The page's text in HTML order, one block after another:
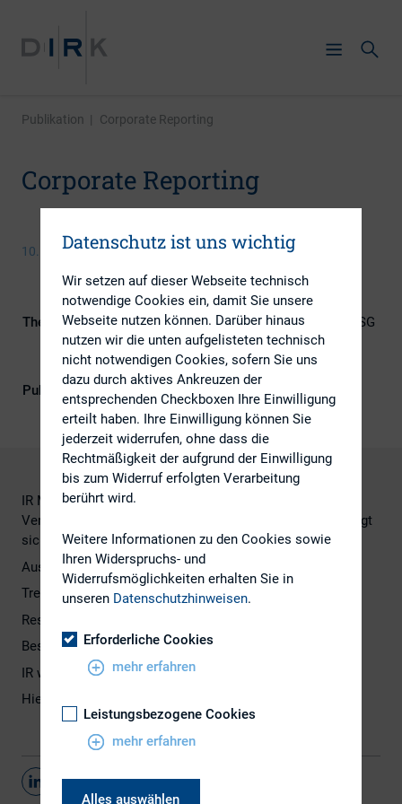
Publikation | Corporate Reporting
Corporate Reporting
10. Oktober 2014
Themengebiete
Berichterstattung, Digitalisierung, ESG
(inkl. Nachhaltigkeit & Governance),
Investoren, IR-Kompetenz
Publikationsform
Externe Publikationen
IR Magazine hat wieder eine Sonderausgabe in digitaler
Version online zur Verfügung gestellt. Die Ausgabe bewegt
sich rund um das Thema Corporate Reporting.
Auszug aus dem Inhaltsverzeichnis:
Trends: Five ways corporate reporting is changing
Research: IROs deliver their verdict on socila media
Best practice: The work behind award-winning reports
IR websites: What investors and analysts want to see
Hier geht´s zur
Teilen
Datenschutz ist uns wichtig
Wir setzen auf dieser Webseite technisch
notwendige Cookies ein, damit Sie unsere
Webseite nutzen können. Darüber hinaus
nutzen wir die unten aufgelisteten technisch
nicht notwendigen Cookies, sofern Sie uns
dazu durch aktives Ankreuzen der
entsprechenden Checkboxen Ihre Einwilligung
erteilt haben. Ihre Einwilligung können Sie
jederzeit widerrufen, ohne dass die
Rechtmäßigkeit der aufgrund der Einwilligung
bis zum Widerruf erfolgten Verarbeitung
berührt wird.
Weitere Informationen zu den Cookies sowie
Ihren Widerspruchs- und
Widerrufsmöglichkeiten erhalten Sie in
unseren Datenschutzhinweisen.
Erforderliche Cookies
mehr erfahren
Leistungsbezogene Cookies
mehr erfahren
Alles auswählen